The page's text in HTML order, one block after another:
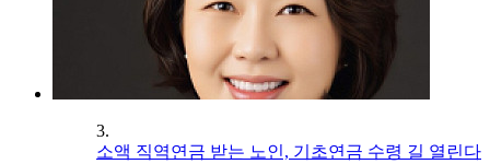
3.
소액 직역연금 받는 노인, 기초연금 수령 길 열린다